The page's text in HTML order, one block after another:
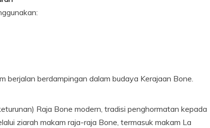
berjalan berdampingan dalam budaya Kerajaan Bone.
Raja Bone modern, tradisi penghormatan kepada
ziarah makam raja-raja Bone, termasuk makam La